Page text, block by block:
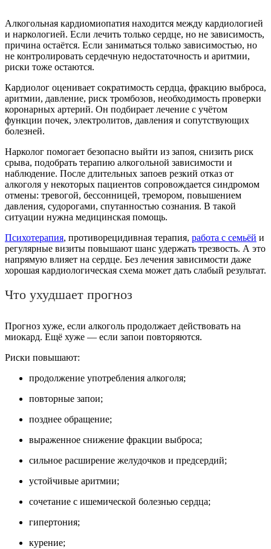
Алкогольная кардиомиопатия находится между кардиологией
и наркологией. Если лечить только сердце, но не зависимость,
причина остаётся. Если заниматься только зависимостью, но
не контролировать сердечную недостаточность и аритмии,
риски тоже остаются.
Кардиолог оценивает сократимость сердца, фракцию выброса,
аритмии, давление, риск тромбозов, необходимость проверки
коронарных артерий. Он подбирает лечение с учётом
функции почек, электролитов, давления и сопутствующих
болезней.
Нарколог помогает безопасно выйти из запоя, снизить риск
срыва, подобрать терапию алкогольной зависимости и
наблюдение. После длительных запоев резкий отказ от
алкоголя у некоторых пациентов сопровождается синдромом
отмены: тревогой, бессонницей, тремором, повышением
давления, судорогами, спутанностью сознания. В такой
ситуации нужна медицинская помощь.
Психотерапия, противорецидивная терапия, работа с семьёй и
регулярные визиты повышают шанс удержать трезвость. А это
напрямую влияет на сердце. Без лечения зависимости даже
хорошая кардиологическая схема может дать слабый результат.
Что ухудшает прогноз
Прогноз хуже, если алкоголь продолжает действовать на
миокард. Ещё хуже — если запои повторяются.
Риски повышают:
продолжение употребления алкоголя;
повторные запои;
позднее обращение;
выраженное снижение фракции выброса;
сильное расширение желудочков и предсердий;
устойчивые аритмии;
сочетание с ишемической болезнью сердца;
гипертония;
курение;